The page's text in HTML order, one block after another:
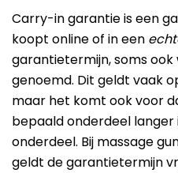
Hyperice
Hydragun
Massagerr
MUSCQLER
Northwall
Sanbo
Algemeen
Massagekoppen
Massagetypes
Technologie
Carry-in garantie is een
koopt online of in een
garantietermijn, soms
genoemd. Dit geldt vaak
maar het komt ook voor
bepaald onderdeel langer
onderdeel. Bij massage
geldt de garantietermijn